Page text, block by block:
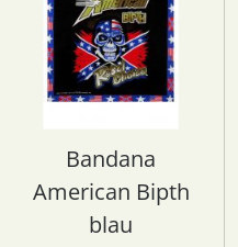
Bandana
American Bipth
blau